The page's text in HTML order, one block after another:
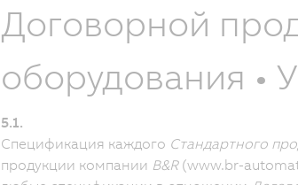
Договорной
оборудования •
5.1.
Спецификация каждого Стандартного
продукции компании B&R(www.br-